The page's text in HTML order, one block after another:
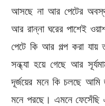
আসছে না আর পেটের
আর রান্না ঘরের পাশেই
পেটে কি আর গল্প করা যায়
সন্ধ্যা হয়ে গেছে আর
দূর্জয়ের মনে কি চলছে
মনে পরছে। এমনে ফেসেঁছি